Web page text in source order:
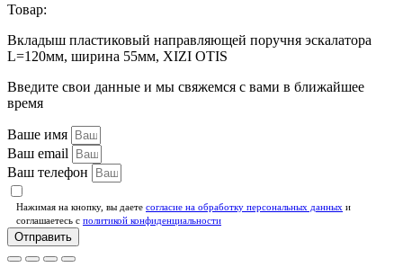
Товар:
Вкладыш пластиковый направляющей поручня эскалатора
L=120мм, ширина 55мм, XIZI OTIS
Введите свои данные и мы свяжемся с вами в ближайшее
время
Ваше имя
Ваш email
Ваш телефон
Нажимая на кнопку, вы даете согласие на обработку персональных данных и
соглашаетесь c политикой конфиденциальности
Отправить